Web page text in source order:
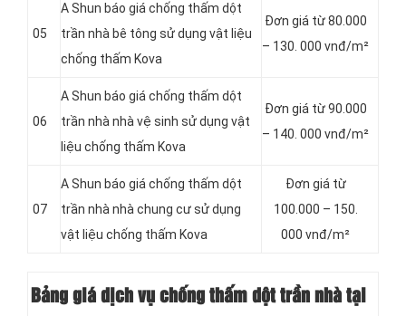
05
A Shun báo giá chống thấm dột
trần nhà bê tông sử dụng vật liệu
chống thấm Kova
Đơn giá từ 80.000
– 130. 000 vnđ/m²
06
A Shun báo giá chống thấm dột
trần nhà nhà vệ sinh sử dụng vật
liệu chống thấm Kova
Đơn giá từ 90.000
– 140. 000 vnđ/m²
07
A Shun báo giá chống thấm dột
trần nhà nhà chung cư sử dụng
vật liệu chống thấm Kova
Đơn giá từ
100.000 – 150.
000 vnđ/m²
Bảng giá dịch vụ chống thấm dột trần nhà tại